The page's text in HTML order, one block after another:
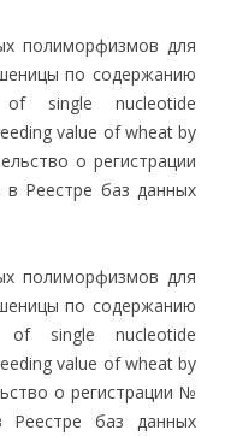
полиморфизмов для
по содержанию
single nucleotide
value of wheat by
о регистрации
в Реестре баз данных
полиморфизмов для
по содержанию
single nucleotide
value of wheat by
о регистрации №
Реестре баз данных